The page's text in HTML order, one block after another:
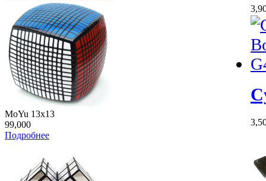
MoYu 13x13
99,000
Подробнее